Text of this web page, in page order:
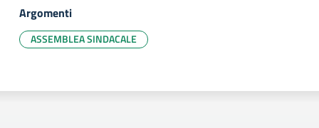
Argomenti
ASSEMBLEA SINDACALE